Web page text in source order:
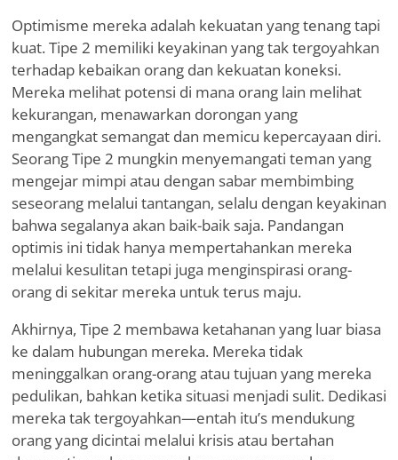
Optimisme mereka adalah kekuatan yang tenang tapi
kuat. Tipe 2 memiliki keyakinan yang tak tergoyahkan
terhadap kebaikan orang dan kekuatan koneksi.
Mereka melihat potensi di mana orang lain melihat
kekurangan, menawarkan dorongan yang
mengangkat semangat dan memicu kepercayaan diri.
Seorang Tipe 2 mungkin menyemangati teman yang
mengejar mimpi atau dengan sabar membimbing
seseorang melalui tantangan, selalu dengan keyakinan
bahwa segalanya akan baik-baik saja. Pandangan
optimis ini tidak hanya mempertahankan mereka
melalui kesulitan tetapi juga menginspirasi orang-
orang di sekitar mereka untuk terus maju.
Akhirnya, Tipe 2 membawa ketahanan yang luar biasa
ke dalam hubungan mereka. Mereka tidak
meninggalkan orang-orang atau tujuan yang mereka
pedulikan, bahkan ketika situasi menjadi sulit. Dedikasi
mereka tak tergoyahkan—entah itu’s mendukung
orang yang dicintai melalui krisis atau bertahan